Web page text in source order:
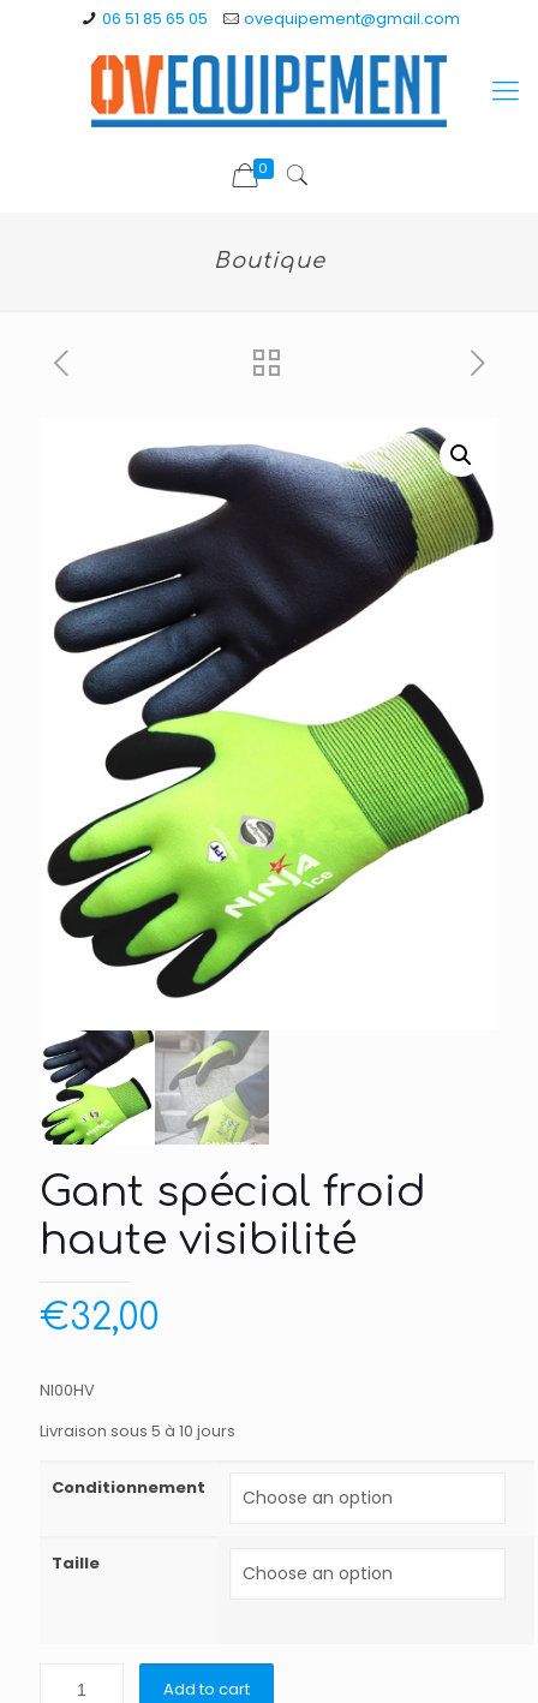
06 51 85 65 05 ovequipement@gmail.com
0
Boutique
Gant spécial froid
haute visibilité
€32,00
NI00HV
Livraison sous 5 à 10 jours
Conditionnement
Taille
Add to cart